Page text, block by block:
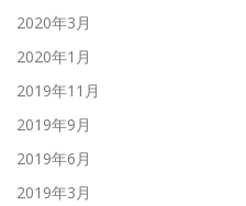
2020年3月
2020年1月
2019年11月
2019年9月
2019年6月
2019年3月